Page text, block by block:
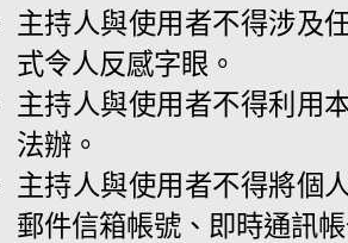
主持人與使用者不得涉及
式令人反感字眼。
主持人與使用者不得利用
法辦。
主持人與使用者不得將個
郵件信箱帳號、即時通訊